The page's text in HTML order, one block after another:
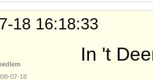
18 16:18:33
07-18
In 't